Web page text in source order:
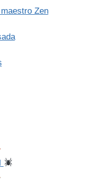
Zen